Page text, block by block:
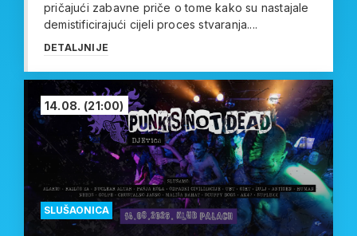
pričajući zabavne priče o tome kako su nastajale
demistificirajući cijeli proces stvaranja....
DETALJNIJE
SLUŠAONICA
14.08. (21:00)